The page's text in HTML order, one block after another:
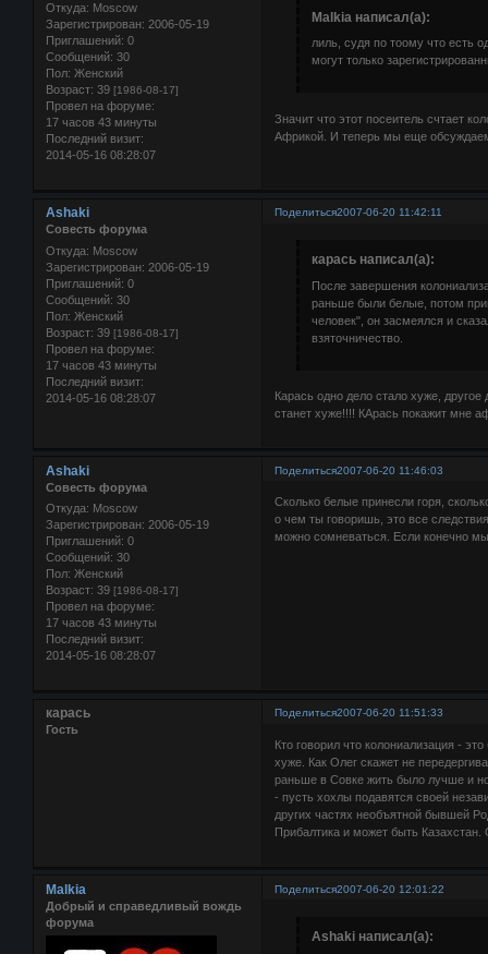
Откуда: Moscow
Зарегистрирован: 2006-05-19
Приглашений: 0
Сообщений: 30
Пол: Женский
Возраст: 39 [1986-08-17]
Провел на форуме:
17 часов 43 минуты
Последний визит:
2014-05-16 08:28:07
Malkia написал(а):
лиль, судя по тоому что есть
могут только
Значит что этот посеитель счтает
Африкой. И теперь мы еще
Поделиться2007-06-20 11:42:11
Ashaki
Совесть форума
Откуда: Moscow
Зарегистрирован: 2006-05-19
Приглашений: 0
Сообщений: 30
Пол: Женский
Возраст: 39 [1986-08-17]
Провел на форуме:
17 часов 43 минуты
Последний визит:
2014-05-16 08:28:07
карась написал(а):
После завершения
раньше были белые, потом
человек", он засмеялся и
взяточничество.
Карась одно дело стало хуже,
станет хуже!!!! КАрась покажит мне
Поделиться2007-06-20 11:46:03
Ashaki
Совесть форума
Откуда: Moscow
Зарегистрирован: 2006-05-19
Приглашений: 0
Сообщений: 30
Пол: Женский
Возраст: 39 [1986-08-17]
Провел на форуме:
17 часов 43 минуты
Последний визит:
2014-05-16 08:28:07
Сколько белые принесли горя,
о чем ты говоришь, это все
можно сомневаться. Если конечно
Поделиться2007-06-20 11:51:33
карась
Гость
Кто говорил что колониализация -
хуже. Как Олег скажет не
раньше в Совке жить было лучше и
- пусть хохлы подавятся своей
других частях необъятной бывшей
Прибалтика и может быть
Поделиться2007-06-20 12:01:22
Malkia
Добрый и справедливый вождь
форума
Ashaki написал(а):